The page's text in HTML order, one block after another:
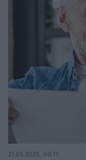
21.05.2025, 00:15